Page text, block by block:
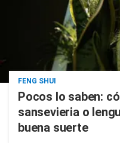
FENG SHUI
Pocos lo saben:
sansevieria o
buena suerte